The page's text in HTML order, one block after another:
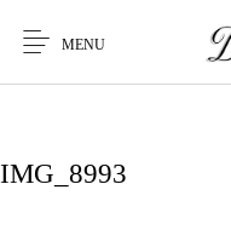
MENU
IMG_8993